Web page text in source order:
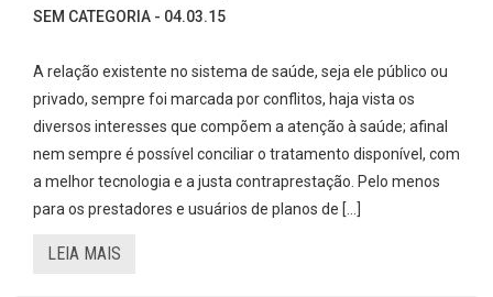
SEM CATEGORIA - 04.03.15
A relação existente no sistema de saúde, seja ele público ou
privado, sempre foi marcada por conflitos, haja vista os
diversos interesses que compõem a atenção à saúde; afinal
nem sempre é possível conciliar o tratamento disponível, com
a melhor tecnologia e a justa contraprestação. Pelo menos
para os prestadores e usuários de planos de […]
LEIA MAIS